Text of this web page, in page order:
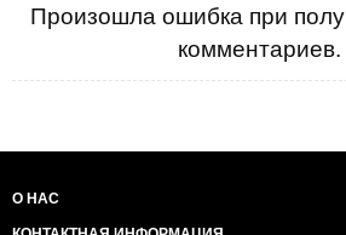
Произошла ошибка при
комментариев.
О НАС